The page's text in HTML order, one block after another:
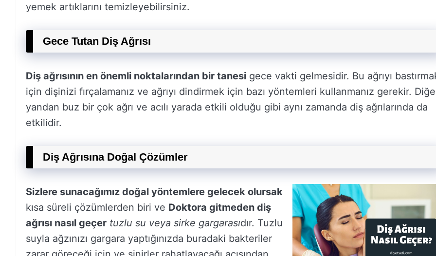
yemek artıklarını temizleyebilirsiniz.
Gece Tutan Diş Ağrısı
Diş ağrısının en önemli noktalarından bir tanesi gece vakti gelmesidir. Bu ağrıyı
için dişinizi fırçalamanız ve ağrıyı dindirmek için bazı yöntemleri kullanmanız gerekir.
yandan buz bir çok ağrı ve acılı yarada etkili olduğu gibi aynı zamanda diş ağrılarında da
etkilidir.
Diş Ağrısına Doğal Çözümler
Sizlere sunacağımız doğal yöntemlere gelecek olursak
kısa süreli çözümlerden biri ve Doktora gitmeden diş
ağrısı nasıl geçer tuzlu su veya sirke gargarasıdır. Tuzlu
suyla ağzınızı gargara yaptığınızda buradaki bakteriler